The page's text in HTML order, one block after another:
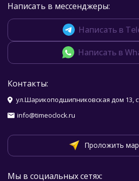
Написать в мессенджеры:
Написать в
Написать в
Контакты:
ул.Шарикоподшипниковская дом 13,
info@timeoclock.ru
Проложить
Мы в социальных сетях: